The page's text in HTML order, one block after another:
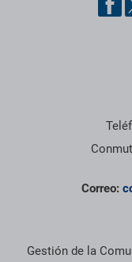
Correo:
Gestión de la